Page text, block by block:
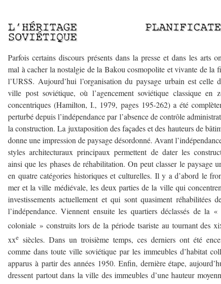
L’HÉRITAGE
SOVIÉTIQUE
Parfois certains discours présents dans la presse et dans les arts
mal à cacher la nostalgie de la Bakou cosmopolite et vivante de la
l’URSS. Aujourd’hui l’organisation du paysage urbain est celle
ville post soviétique, où l’agencement soviétique classique en
concentriques (Hamilton, I., 1979, pages 195-262) a été
perturbé depuis l’indépendance par l’absence de contrôle
la construction. La juxtaposition des façades et des hauteurs de
donne une impression de paysage désordonné. Avant
styles architecturaux principaux permettent de dater les
ainsi que les phases de réhabilitation. On peut classer le paysage
en quatre catégories historiques et culturelles. Il y a d’abord le
mer et la ville médiévale, les deux parties de la ville qui
investissements actuellement et qui sont quasiment réhabilitées
l’indépendance. Viennent ensuite les quartiers déclassés de la
coloniale » construits lors de la période tsariste au tournant des
xxe siècles. Dans un troisième temps, ces derniers ont été
comme dans toute ville soviétique par les immeubles d’habitat
apparus à partir des années 1950. Enfin, dernière étape,
dressent partout dans la ville des immeubles d’une hauteur